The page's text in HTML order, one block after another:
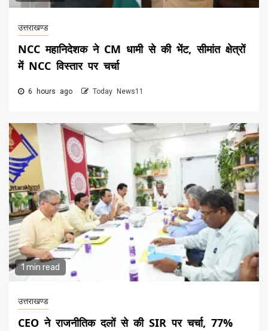
उत्तराखण्ड
NCC महानिदेशक ने CM धामी से की भेंट, सीमांत क्षेत्रों
में NCC विस्तार पर चर्चा
6 hours ago Today News11
1 min read
उत्तराखण्ड
CEO ने राजनीतिक दलों से की SIR पर चर्चा, 77%